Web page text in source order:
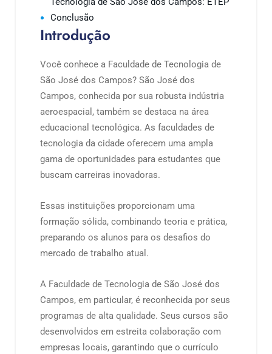
Conclusão
Introdução
Você conhece a Faculdade de Tecnologia de
São José dos Campos? São José dos
Campos, conhecida por sua robusta indústria
aeroespacial, também se destaca na área
educacional tecnológica. As faculdades de
tecnologia da cidade oferecem uma ampla
gama de oportunidades para estudantes que
buscam carreiras inovadoras.
Essas instituições proporcionam uma
formação sólida, combinando teoria e prática,
preparando os alunos para os desafios do
mercado de trabalho atual.
A Faculdade de Tecnologia de São José dos
Campos, em particular, é reconhecida por seus
programas de alta qualidade. Seus cursos são
desenvolvidos em estreita colaboração com
empresas locais, garantindo que o currículo